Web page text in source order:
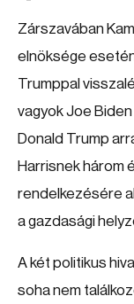
Zárszavában
elnöksége
Trumppal
vagyok Joe
Donald Trump
Harrisnek három
rendelkezésére
a gazdasági
A két politikus
soha nem